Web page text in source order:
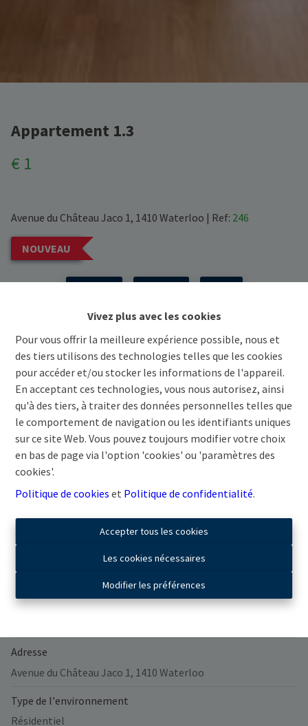
Vivez plus avec les cookies
Pour vous offrir la meilleure expérience possible, nous et
des tiers utilisons des technologies telles que les cookies
pour accéder et/ou stocker les informations de l'appareil.
En acceptant ces technologies, vous nous autorisez, ainsi
qu'à des tiers, à traiter des données personnelles telles que
le comportement de navigation ou les identifiants uniques
sur ce site Web. Vous pouvez toujours modifier votre choix
en bas de page via l'option 'cookies' ou 'paramètres des
cookies'.
Politique de cookies et Politique de confidentialité.
Accepter tous les cookies
Les cookies nécessaires
Modifier les préférences
Appartement 1.3
€ 1
Avenue du Château Jaco 1, 1410 Waterloo | Ref: 246
NOUVEAU
Demande d'informations
3 179.7 m²
Partager
Général
Nombre de chambres
Adresse
Avenue du Château Jaco 1, 1410 Waterloo
Type de l'environnement
Résidentiel